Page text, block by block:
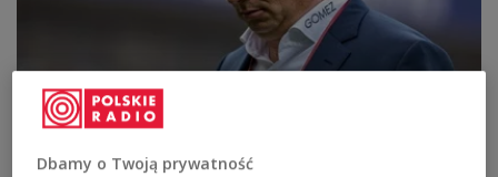
TYLKO U NAS
Maciej Skorża wytypowany na
Dbamy o Twoją prywatność